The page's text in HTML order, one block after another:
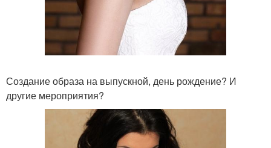
Создание образа на выпускной, день рождение? И
другие мероприятия?